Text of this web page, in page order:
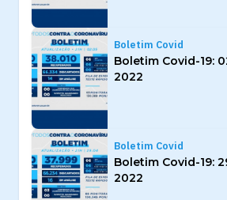
Boletim Covid
Boletim Covid-19:
2022
Boletim Covid
Boletim Covid-19:
2022